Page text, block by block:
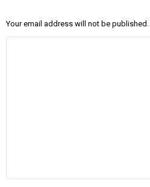
Your email address will not be published.